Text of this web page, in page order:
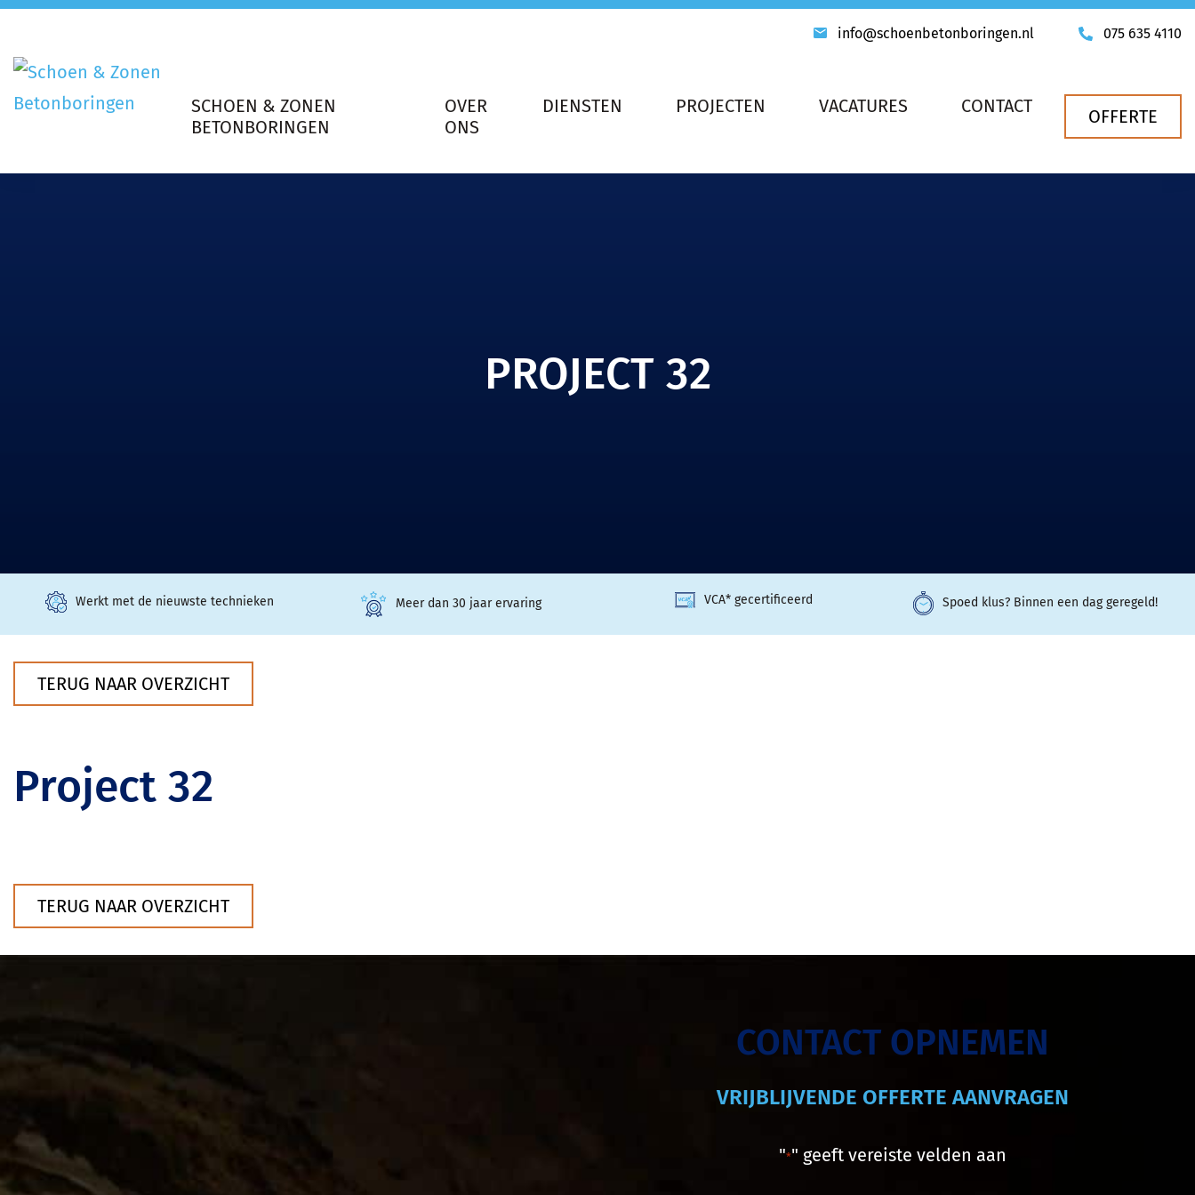
info@schoenbetonboringen.nl 075 635 4110
SCHOEN & ZONEN
BETONBORINGEN
OVER
ONS
DIENSTEN PROJECTEN VACATURES CONTACT OFFERTE
PROJECT 32
Werkt met de nieuwste technieken Meer dan 30 jaar ervaring VCA* gecertificeerd Spoed klus? Binnen een dag geregeld!
TERUG NAAR OVERZICHT
Project 32
TERUG NAAR OVERZICHT
CONTACT OPNEMEN
VRIJBLIJVENDE OFFERTE AANVRAGEN
"*" geeft vereiste velden aan